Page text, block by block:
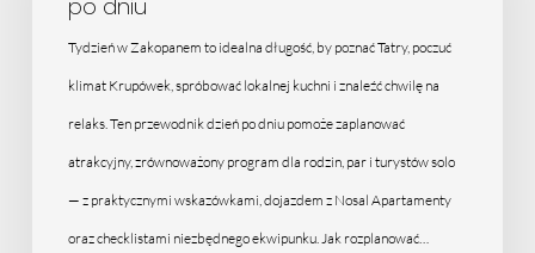
Zakopanem
pełny
program
dzień
dniu
po dniu
Tydzień w Zakopanem to idealna długość, by poznać Tatry, poczuć
klimat Krupówek, spróbować lokalnej kuchni i znaleźć chwilę na
relaks. Ten przewodnik dzień po dniu pomoże zaplanować
atrakcyjny, zrównoważony program dla rodzin, par i turystów solo
— z praktycznymi wskazówkami, dojazdem z Nosal Apartamenty
oraz checklistami niezbędnego ekwipunku. Jak rozplanować…